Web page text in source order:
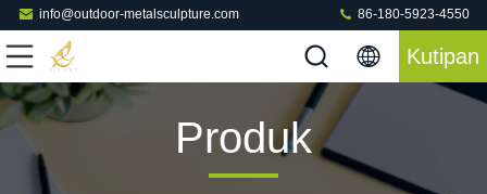
info@outdoor-metalsculpture.com 86-180-5923-4550
Kutipan
Produk